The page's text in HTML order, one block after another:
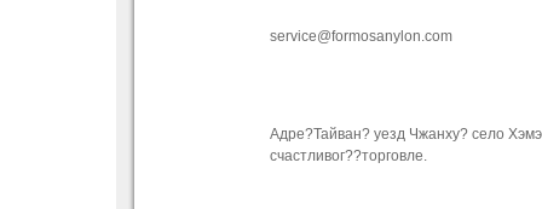
service@formosanylon.com
Адре?Тайван? уезд Чжанху? село
счастливог??торговле.